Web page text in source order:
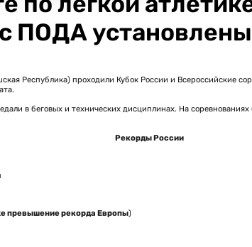
ПОДА
Республика) проходили Кубок России и Всероссийские
в беговых и технических дисциплинах. На
Рекорды России
превышение рекорда Европы)